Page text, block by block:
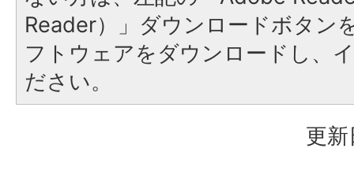
Reader）」ダウンロードボタン
フトウェアをダウンロードし、
ださい。
更